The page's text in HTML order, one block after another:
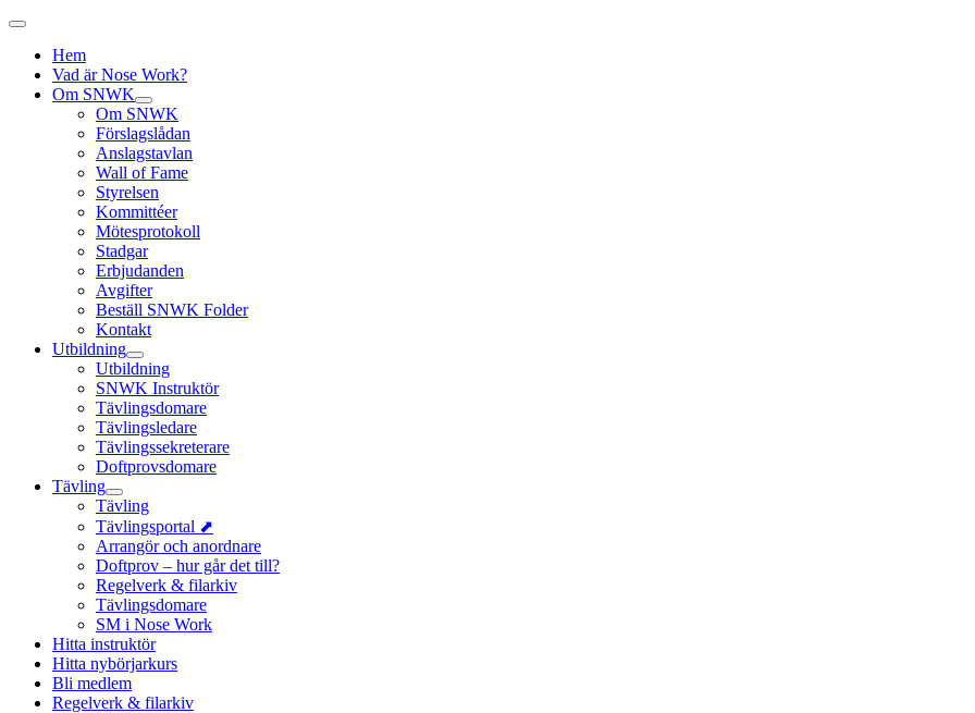
Hem
Vad är Nose Work?
Om SNWK
Om SNWK
Förslagslådan
Anslagstavlan
Wall of Fame
Styrelsen
Kommittéer
Mötesprotokoll
Stadgar
Erbjudanden
Avgifter
Beställ SNWK Folder
Kontakt
Utbildning
Utbildning
SNWK Instruktör
Tävlingsdomare
Tävlingsledare
Tävlingssekreterare
Doftprovsdomare
Tävling
Tävling
Tävlingsportal ⬈
Arrangör och anordnare
Doftprov – hur går det till?
Regelverk & filarkiv
Tävlingsdomare
SM i Nose Work
Hitta instruktör
Hitta nybörjarkurs
Bli medlem
Regelverk & filarkiv